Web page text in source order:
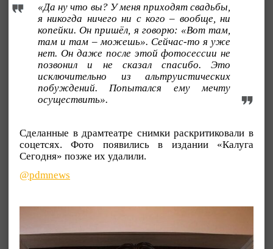
«Да ну что вы? У меня приходят свадьбы,
я никогда ничего ни с кого – вообще, ни
копейки. Он пришёл, я говорю: «Вот там,
там и там – можешь». Сейчас-то я уже
нет. Он даже после этой фотосессии не
позвонил и не сказал спасибо. Это
исключительно из альтруистических
побуждений. Попытался ему мечту
осуществить».
Сделанные в драмтеатре снимки раскритиковали в
соцетсях. Фото появились в издании «Калуга
Сегодня» позже их удалили.
@pdmnews